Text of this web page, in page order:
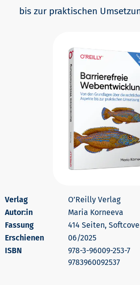
bis zur praktischen
O’Reilly Verlag
Autor:in
Maria Korneeva
414 Seiten,
Erschienen
06/2025
978-3-96009-253-7
9783960092537